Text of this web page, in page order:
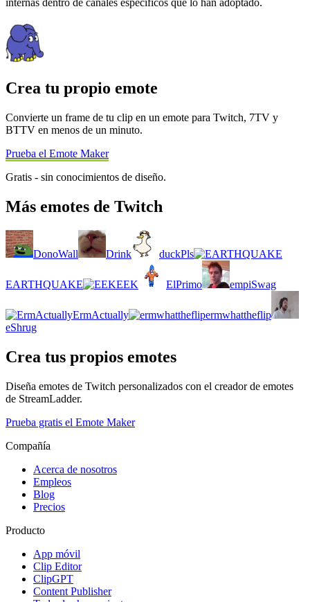
internas dentro de canales específicos que lo han adoptado.
Crea tu propio emote
Convierte un frame de tu clip en un emote para Twitch, 7TV y
BTTV en menos de un minuto.
Prueba el Emote Maker
Gratis - sin conocimientos de diseño.
Más emotes de Twitch
DonoWall Drink duckPls
EARTHQUAKE EEK ElPrimo empiSwag
ErmActually
ermwhattheflip
eShrug
Crea tus propios emotes
Diseña emotes de Twitch personalizados con el creador de emotes
de StreamLadder.
Prueba gratis el Emote Maker
Compañía
Acerca de nosotros
Empleos
Blog
Precios
Producto
App móvil
Clip Editor
ClipGPT
Content Publisher